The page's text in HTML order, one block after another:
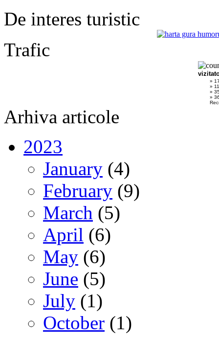
De interes turistic
Trafic
»
»
»
»
Arhiva articole
2023
January (4)
February (9)
March (5)
April (6)
May (6)
June (5)
July (1)
October (1)